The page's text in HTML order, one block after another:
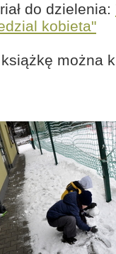
do dzielenia:
kobieta"
książkę można